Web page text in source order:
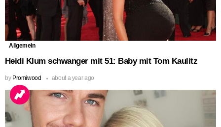
Allgemein
Heidi Klum schwanger mit 51: Baby mit Tom Kaulitz
by Promiwood about a year ago